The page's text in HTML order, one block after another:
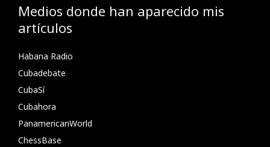
Medios donde han aparecido mis
artículos
Habana Radio
Cubadebate
CubaSí
Cubahora
PanamericanWorld
ChessBase